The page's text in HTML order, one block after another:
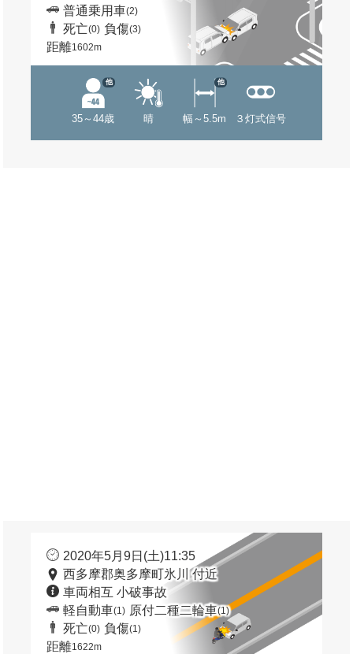
普通乗用車(2)
死亡(0) 負傷(3)
距離1602m
35～44歳
他
晴 幅～5.5m
他
３灯式信号
2020年5月9日(土)11:35
西多摩郡奥多摩町氷川 付近
車両相互 小破事故
軽自動車(1) 原付二種二輪車(1)
死亡(0) 負傷(1)
距離1622m